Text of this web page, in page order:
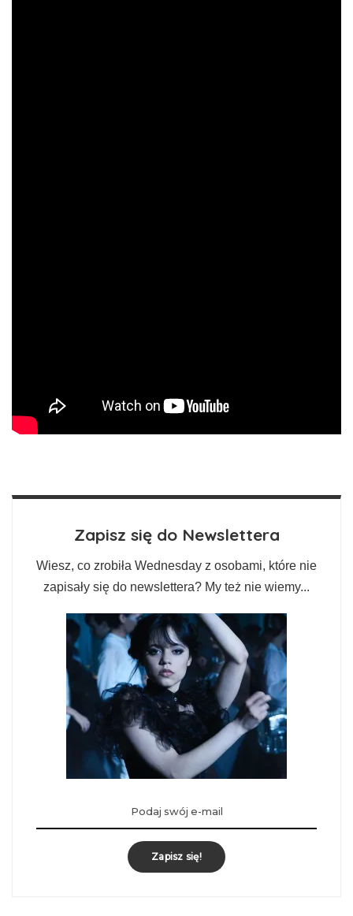
Zapisz się do Newslettera
Wiesz, co zrobiła Wednesday z osobami, które nie
zapisały się do newslettera? My też nie wiemy...
Zapisz się!